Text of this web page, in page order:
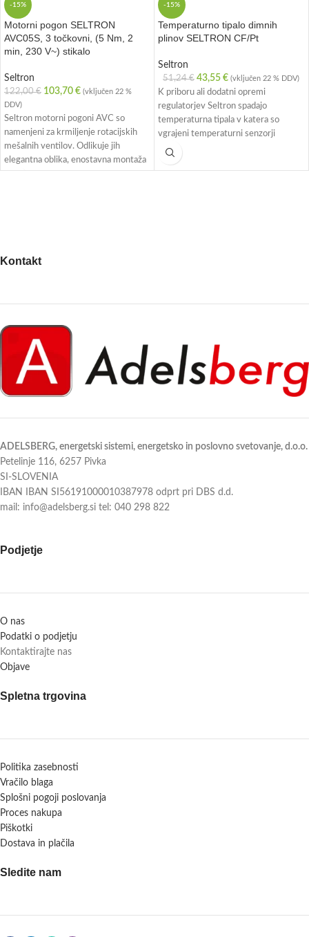
-15%
Motorni pogon SELTRON
AVC05S, 3 točkovni, (5 Nm, 2
min, 230 V~) stikalo
Seltron
122,00€ 103,70 € (vključen 22 %
DDV)
Seltron motorni pogoni AVC so
namenjeni za krmiljenje rotacijskih
mešalnih ventilov. Odlikuje jih
elegantna oblika, enostavna montaža
in zanesljivo ter tiho delovanje.
-15%
Temperaturno tipalo dimnih
plinov SELTRON CF/Pt
Seltron
51,24€ 43,55 € (vključen 22 % DDV)
K priboru ali dodatni opremi
regulatorjev Seltron spadajo
temperaturna tipala v katera so
vgrajeni temperaturni senzorji
Pt1000. Nabor tipal zajema: zunanje
Kontakt
ADELSBERG, energetski sistemi, energetsko in poslovno svetovanje, d.o.o.
Petelinje 116, 6257 Pivka
SI-SLOVENIA
IBAN IBAN SI56191000010387978 odprt pri DBS d.d.
mail: info@adelsberg.si tel: 040 298 822
Podjetje
O nas
Podatki o podjetju
Kontaktirajte nas
Objave
Spletna trgovina
Politika zasebnosti
Vračilo blaga
Splošni pogoji poslovanja
Proces nakupa
Piškotki
Dostava in plačila
Sledite nam